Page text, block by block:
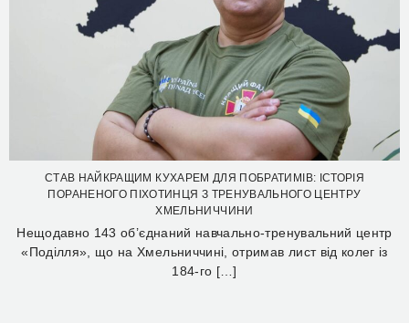
СТАВ НАЙКРАЩИМ КУХАРЕМ ДЛЯ ПОБРАТИМІВ: ІСТОРІЯ
ПОРАНЕНОГО ПІХОТИНЦЯ З ТРЕНУВАЛЬНОГО ЦЕНТРУ
ХМЕЛЬНИЧЧИНИ
Нещодавно 143 об’єднаний навчально-тренувальний центр
«Поділля», що на Хмельниччині, отримав лист від колег із
184-го […]